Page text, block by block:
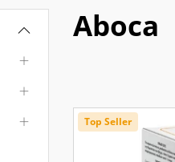
Aboca
Top Seller